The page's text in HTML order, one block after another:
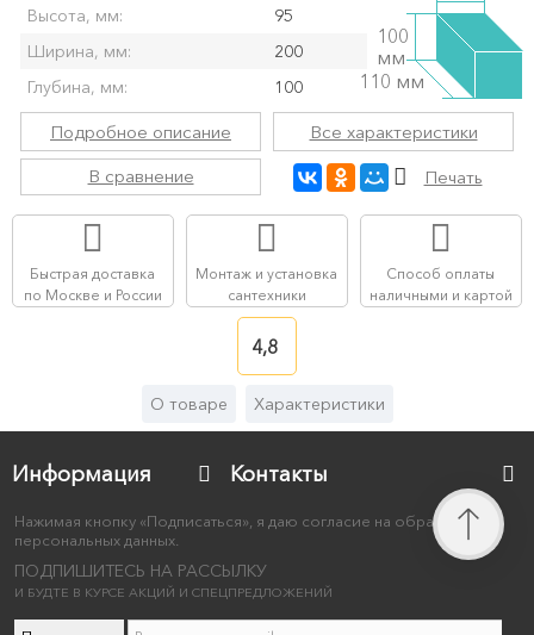
Высота, мм:
95
Ширина, мм:
200
Глубина, мм:
100
100
мм
110 мм
Подробное описание
Все характеристики
В сравнение
Печать
Быстрая доставка
по Москве и России
Монтаж и установка
сантехники
Способ оплаты
наличными и картой
4,8
О товаре Характеристики
Информация Контакты
Нажимая кнопку «Подписаться», я даю согласие на обработку
персональных данных.
ПОДПИШИТЕСЬ НА РАССЫЛКУ
И БУДТЕ В КУРСЕ АКЦИЙ И СПЕЦПРЕДЛОЖЕНИЙ